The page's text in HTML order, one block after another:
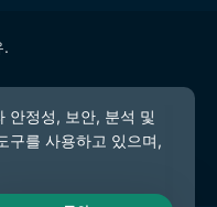
.